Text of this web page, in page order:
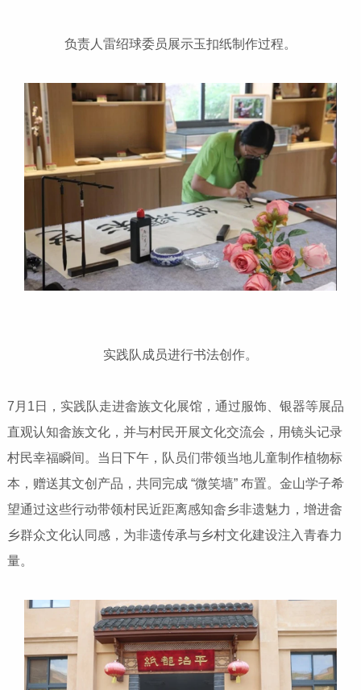
负责人雷绍球委员展示玉扣纸制作过程。
实践队成员进行书法创作。
7月1日，实践队走进畲族文化展馆，通过服饰、银器等展品
直观认知畲族文化，并与村民开展文化交流会，用镜头记录
村民幸福瞬间。当日下午，队员们带领当地儿童制作植物标
本，赠送其文创产品，共同完成 “微笑墙” 布置。金山学子希
望通过这些行动带领村民近距离感知畲乡非遗魅力，增进畲
乡群众文化认同感，为非遗传承与乡村文化建设注入青春力
量。